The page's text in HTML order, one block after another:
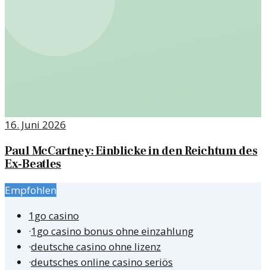
16. Juni 2026
Paul McCartney: Einblicke in den Reichtum des
Ex-Beatles
Empfohlen
1go casino
·1go casino bonus ohne einzahlung
·deutsche casino ohne lizenz
·deutsches online casino seriös